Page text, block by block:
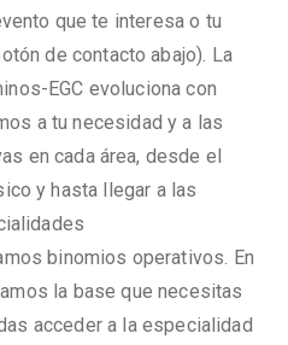
que te interesa o tu
de contacto abajo). La
EGC evoluciona con
a tu necesidad y a las
en cada área, desde el
y hasta llegar a las
binomios operativos. En
la base que necesitas
acceder a la especialidad